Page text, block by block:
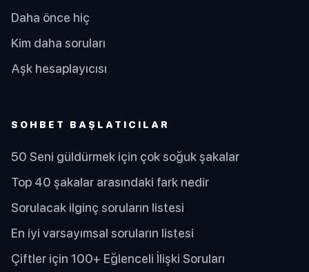
Daha önce hiç
Kim daha soruları
Aşk hesaplayıcısı
SOHBET BAŞLATICILAR
50 Seni güldürmek için çok soğuk şakalar
Top 40 şakalar arasındaki fark nedir
Sorulacak ilginç soruların listesi
En iyi varsayımsal soruların listesi
Çiftler için 100+ Eğlenceli İlişki Soruları